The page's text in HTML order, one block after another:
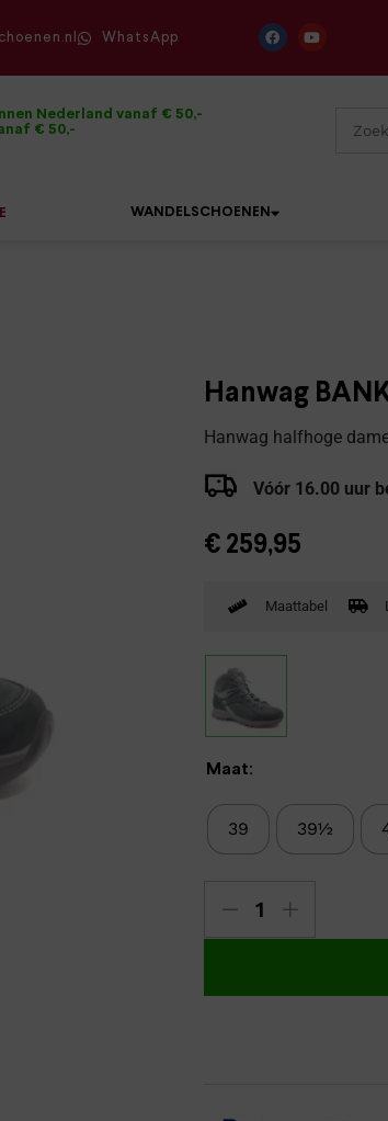
WhatsApp
Nederland vanaf € 50,-
€ 50,-
WANDELSCHOENEN
Hanwag
Hanwag halfhoge
Vóór 16.00 uur
€ 259,95
Maattabel
Maat:
39 39½